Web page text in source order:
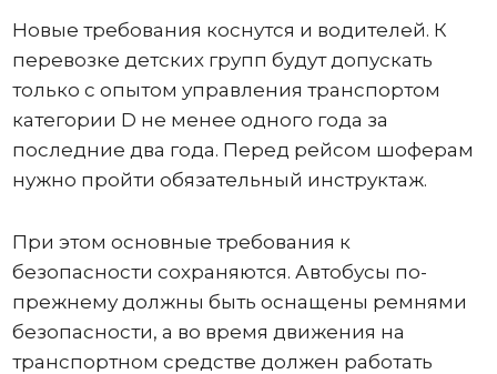
Новые требования коснутся и водителей. К
перевозке детских групп будут допускать
только с опытом управления транспортом
категории D не менее одного года за
последние два года. Перед рейсом шоферам
нужно пройти обязательный инструктаж.
При этом основные требования к
безопасности сохраняются. Автобусы по-
прежнему должны быть оснащены ремнями
безопасности, а во время движения на
транспортном средстве должен работать